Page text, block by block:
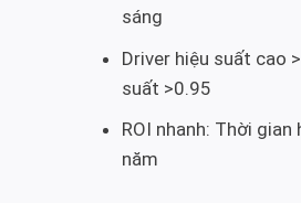
sáng
Driver hiệu suất cao
suất >0.95
ROI nhanh: Thời
năm